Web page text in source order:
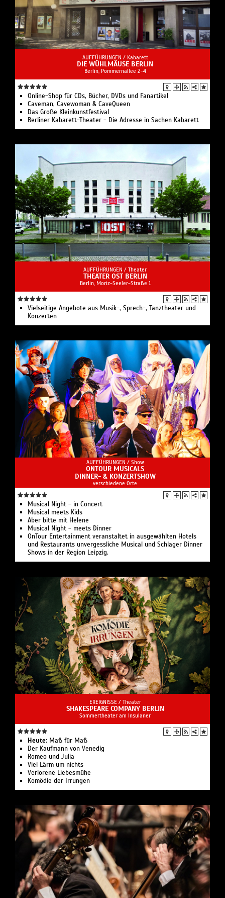
AUFFÜHRUNGEN / Kabarett
DIE WÜHLMÄUSE BERLIN
Berlin, Pommernallee 2-4
Online-Shop für CDs, Bücher, DVDs und Fanartikel
Caveman, Cavewoman & CaveQueen
Das Große Kleinkunstfestival
Berliner Kabarett-Theater - Die Adresse in Sachen Kabarett
AUFFÜHRUNGEN / Theater
THEATER OST BERLIN
Berlin, Moriz-Seeler-Straße 1
Vielseitige Angebote aus Musik-, Sprech-, Tanztheater und
Konzerten
AUFFÜHRUNGEN / Show
ONTOUR MUSICALS
DINNER- & KONZERTSHOW
verschiedene Orte
Musical Night - in Concert
Musical meets Kids
Aber bitte mit Helene
Musical Night - meets Dinner
OnTour Entertainment veranstaltet in ausgewählten Hotels
und Restaurants unvergessliche Musical und Schlager Dinner
Shows in der Region Leipzig.
EREIGNISSE / Theater
SHAKESPEARE COMPANY BERLIN
Sommertheater am Insulaner
Heute: Maß für Maß
Der Kaufmann von Venedig
Romeo und Julia
Viel Lärm um nichts
Verlorene Liebesmühe
Komödie der Irrungen